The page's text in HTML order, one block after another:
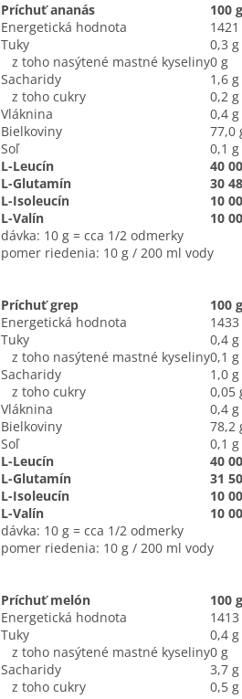
Príchuť ananás 100 g
Energetická hodnota
Tuky
0,3 g
z toho nasýtené mastné kyseliny0 g
Sacharidy
1,6 g
z toho cukry
0,2 g
Vláknina
0,4 g
Bielkoviny
77,0
Soľ
0,1 g
L-Leucín
40
L-Glutamín
30
L-Isoleucín
10
L-Valín
10
dávka: 10 g = cca 1/2 odmerky
pomer riedenia: 10 g / 200 ml vody
Príchuť grep 100 g
Energetická hodnota
Tuky
0,4 g
z toho nasýtené mastné kyseliny0,1 g
Sacharidy
1,0 g
z toho cukry
0,05
Vláknina
0,4 g
Bielkoviny
78,2
Soľ
0,1 g
L-Leucín
40
L-Glutamín
31
L-Isoleucín
10
L-Valín
10
dávka: 10 g = cca 1/2 odmerky
pomer riedenia: 10 g / 200 ml vody
Príchuť melón 100 g
Energetická hodnota
Tuky
0,4 g
z toho nasýtené mastné kyseliny0 g
Sacharidy
3,7 g
z toho cukry
0,5 g